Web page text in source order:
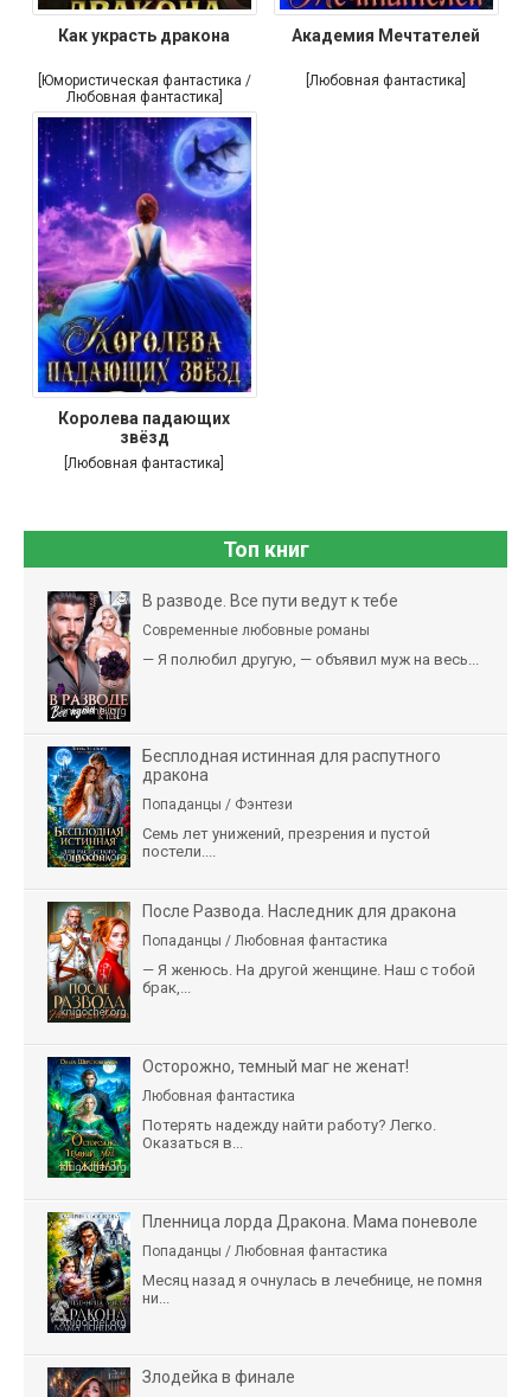
Как украсть дракона
[Юмористическая фантастика /
Любовная фантастика]
Академия Мечтателей
[Любовная фантастика]
Королева падающих
звёзд
[Любовная фантастика]
Топ книг
В разводе. Все пути ведут к тебе
Современные любовные романы
— Я полюбил другую, — объявил муж на весь...
Бесплодная истинная для распутного
дракона
Попаданцы / Фэнтези
Семь лет унижений, презрения и пустой
постели....
После Развода. Наследник для дракона
Попаданцы / Любовная фантастика
— Я женюсь. На другой женщине. Наш с тобой
брак,...
Осторожно, темный маг не женат!
Любовная фантастика
Потерять надежду найти работу? Легко.
Оказаться в...
Пленница лорда Дракона. Мама поневоле
Попаданцы / Любовная фантастика
Месяц назад я очнулась в лечебнице, не помня
ни...
Злодейка в финале